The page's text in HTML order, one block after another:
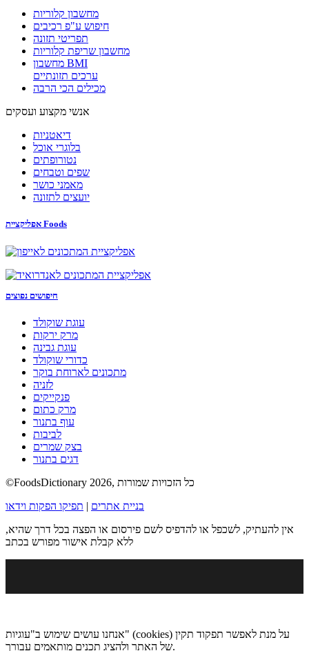
מחשבון קלוריות
חיפוש ע"פ רכיבים
תפריטי תזונה
מחשבון שריפת קלוריות
מחשבון BMI
ערכים תזונתיים
מכילים הכי הרבה
אנשי מקצוע ועסקים
דיאטניות
בלוגרי אוכל
נטורופתים
שפים וטבחים
מאמני כושר
יועצים לתזונה
אפליקציית Foods
חיפושים נפוצים
עוגת שוקולד
מרק ירקות
עוגת גבינה
כדורי שוקולד
מתכונים לארוחת בוקר
לזניה
פנקייקים
מרק כתום
עוף בתנור
לביבות
בצק שמרים
דגים בתנור
©FoodsDictionary 2026, כל הזכויות שמורות
בניית אתרים | תפיקו הפקות וידאו
אין להעתיק, לשכפל או להדפיס לשם פירסום או הפצה בכל דרך שהיא,
ללא קבלת אישור מפורש בכתב
אנחנו עושים שימוש ב"עוגיות" (cookies) על מנת לאפשר תפקוד תקין
של האתר ולהציג תכנים מותאמים עבורך.